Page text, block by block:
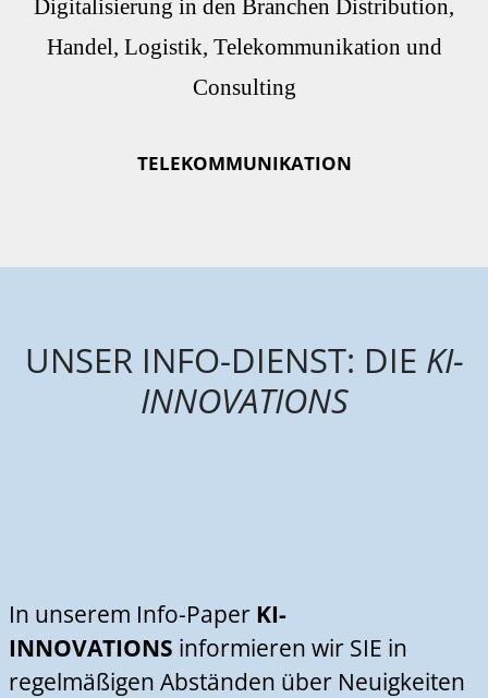
TELEKOMMUNIKATION
UNSER INFO-DIENST: DIE KI-
INNOVATIONS
In unserem Info-Paper KI-
INNOVATIONS informieren wir SIE in
regelmäßigen Abständen über Neuigkeiten